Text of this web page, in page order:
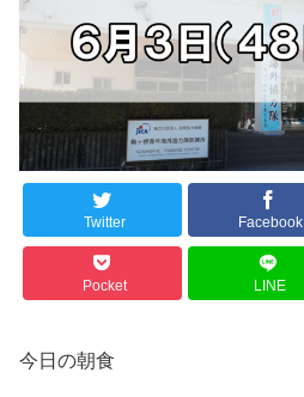
Twitter Facebook
Pocket LINE
今日の朝食